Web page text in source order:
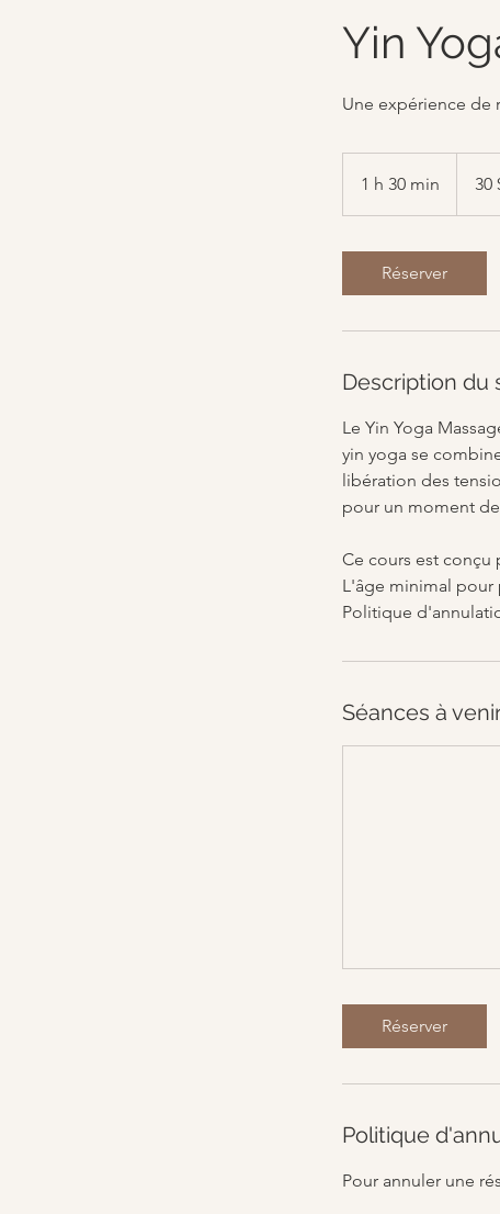
Yin
Une expérience de
1 h 30 min
3
30
Réserver
Description du
Le Yin Yoga
yin yoga se
libération des
pour un moment
Ce cours est conçu
L'âge minimal pour
Politique
Séances à
Réserver
Politique
Pour annuler une